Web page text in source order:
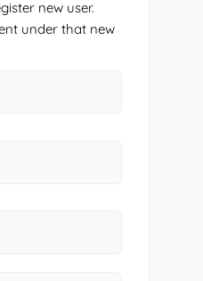
new user.
under that new